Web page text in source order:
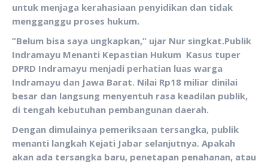
untuk menjaga kerahasiaan penyidikan dan tidak
mengganggu proses hukum.
‎”Belum bisa saya ungkapkan,” ujar Nur singkat.‎Publik
Indramayu Menanti Kepastian Hukum Kasus tuper
DPRD Indramayu menjadi perhatian luas warga
Indramayu dan Jawa Barat. Nilai Rp18 miliar dinilai
besar dan langsung menyentuh rasa keadilan publik,
di tengah kebutuhan pembangunan daerah.
Dengan dimulainya pemeriksaan tersangka, publik
menanti langkah Kejati Jabar selanjutnya. Apakah
akan ada tersangka baru, penetapan penahanan, atau